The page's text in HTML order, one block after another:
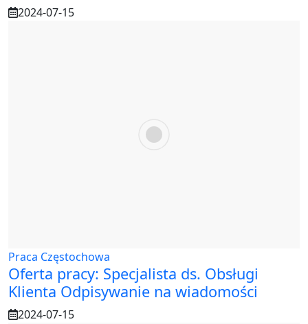
2024-07-15
Praca Częstochowa
Oferta pracy: Specjalista ds. Obsługi
Klienta Odpisywanie na wiadomości
2024-07-15